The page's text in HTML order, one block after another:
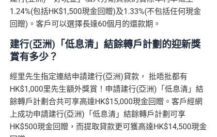
1.24%(包括HK$1,500現金回贈)及1.33%(不包括任何現金
回贈)。客戶可以選擇長達60個月的還款期。
建行(亞洲)「低息清」結餘轉戶計劃的迎新獎
賞有多少？
經里先生指定連結申請建行(亞洲)貸款， 批唔批都有
HK$1,000里先生額外獎賞！申請建行(亞洲)「低息清」結
餘轉戶計劃合共可享高達HK$15,000現金回贈。客戶經網
上成功申請建行(亞洲)「低息清」結餘轉戶計劃可享
HK$500現金回贈，而提取貸款更可獲高達HK$14,500現金